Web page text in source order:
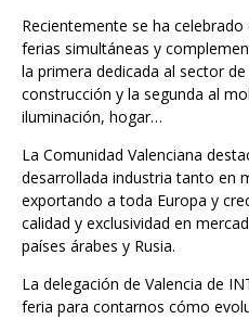
Recientemente se ha celebrado
ferias simultáneas y
la primera dedicada al sector
construcción y la segunda al
iluminación, hogar…
La Comunidad Valenciana
desarrollada industria tanto en
exportando a toda Europa y
calidad y exclusividad en
países árabes y Rusia.
La delegación de Valencia de
feria para contarnos cómo